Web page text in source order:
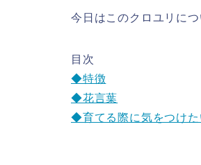
今日はこのクロユリにつ
目次
◆特徴
◆花言葉
◆育てる際に気をつけた